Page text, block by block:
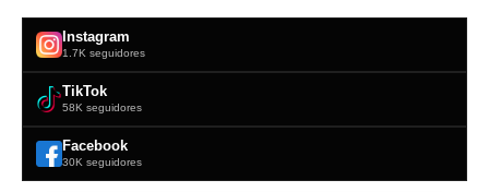
Instagram
1.7K seguidores
TikTok
58K seguidores
Facebook
30K seguidores